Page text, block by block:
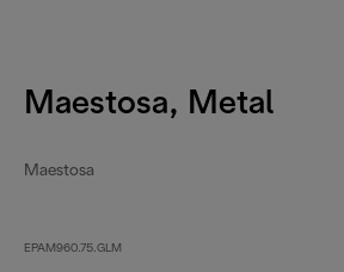
Maestosa, Metal
Maestosa
EPAM960.75.GLM